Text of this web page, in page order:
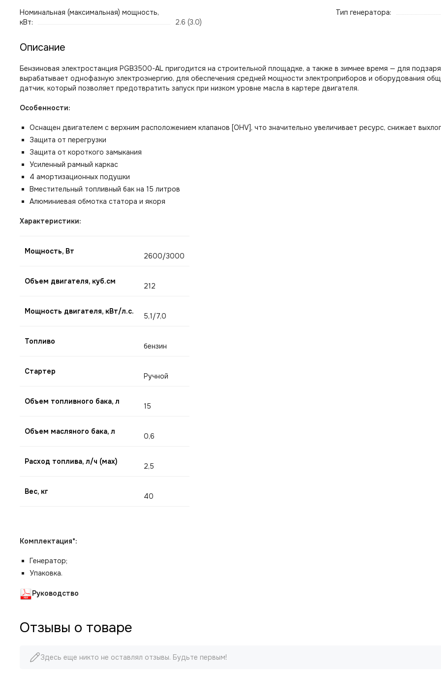
Номинальная (максимальная) мощность,
кВт:
2.6 (3.0)
Тип генератора:
Описание
Бензиновая электростанция PGB3500-AL пригодится на строительной площадке, а также в зимнее время — для
вырабатывает однофазную электроэнергию, для обеспечения средней мощности электроприборов и оборудования
датчик, который позволяет предотвратить запуск при низком уровне масла в картере двигателя.
Особенности:
Оснащен двигателем с верхним расположением клапанов [OHV], что значительно увеличивает ресурс, снижает
Защита от перегрузки
Защита от короткого замыкания
Усиленный рамный каркас
4 амортизационных подушки
Вместительный топливный бак на 15 литров
Алюминиевая обмотка статора и якоря
Характеристики:
Мощность, Вт
2600/3000
Объем двигателя, куб.см
212
Мощность двигателя, кВт/л.с.
5,1/7,0
Топливо
бензин
Стартер
Ручной
Объем топливного бака, л
15
Объем масляного бака, л
0,6
Расход топлива, л/ч (мах)
2,5
Вес, кг
40
Комплектация*:
Генератор;
Упаковка.
Руководство
Отзывы о товаре
Здесь еще никто не оставлял отзывы. Будьте первым!